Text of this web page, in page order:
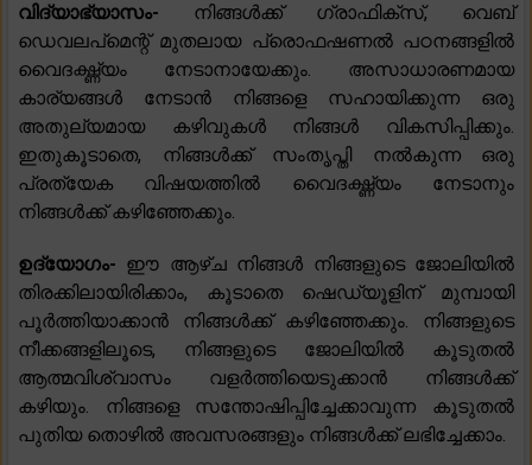
വിദ്യാഭ്യാസം- നിങ്ങൾക്ക് ഗ്രാഫിക്‌സ്, വെബ്
ഡെവലപ്‌മെന്റ് മുതലായ പ്രൊഫഷണൽ പഠനങ്ങളിൽ
വൈദഗ്ദ്ധ്യം നേടാനായേക്കും. അസാധാരണമായ
കാര്യങ്ങൾ നേടാൻ നിങ്ങളെ സഹായിക്കുന്ന ഒരു
അതുല്യമായ കഴിവുകൾ നിങ്ങൾ വികസിപ്പിക്കും.
ഇതുകൂടാതെ, നിങ്ങൾക്ക് സംതൃപ്തി നൽകുന്ന ഒരു
പ്രത്യേക വിഷയത്തിൽ വൈദഗ്ദ്ധ്യം നേടാനും
നിങ്ങൾക്ക് കഴിഞ്ഞേക്കും.
ഉദ്യോഗം- ഈ ആഴ്ച നിങ്ങൾ നിങ്ങളുടെ ജോലിയിൽ
തിരക്കിലായിരിക്കാം, കൂടാതെ ഷെഡ്യൂളിന് മുമ്പായി
പൂർത്തിയാക്കാൻ നിങ്ങൾക്ക് കഴിഞ്ഞേക്കും. നിങ്ങളുടെ
നീക്കങ്ങളിലൂടെ, നിങ്ങളുടെ ജോലിയിൽ കൂടുതൽ
ആത്മവിശ്വാസം വളർത്തിയെടുക്കാൻ നിങ്ങൾക്ക്
കഴിയും. നിങ്ങളെ സന്തോഷിപ്പിച്ചേക്കാവുന്ന കൂടുതൽ
പുതിയ തൊഴിൽ അവസരങ്ങളും നിങ്ങൾക്ക് ലഭിച്ചേക്കാം.